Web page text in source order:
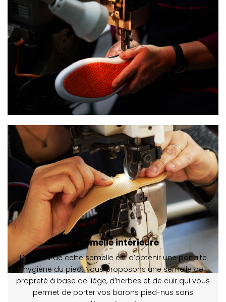
La semelle intérieure
L’objectif de cette semelle est d’obtenir une parfaite
hygiène du pied. Nous proposons une semelle de
propreté à base de liège, d’herbes et de cuir qui vous
permet de porter vos barons pied-nus sans